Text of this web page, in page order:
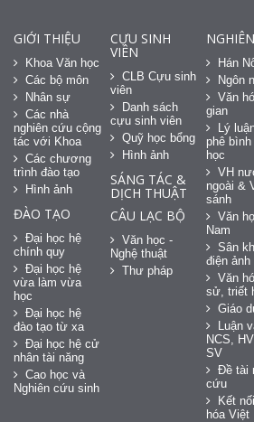
GIỚI THIỆU
Khoa Văn học
Các bộ môn
Nhân sự
Các nhà
nghiên cứu cộng
tác với Khoa
Các chương
trình đào tạo
Hình ảnh
ĐÀO TẠO
Đại học hệ
chính quy
Đại học hệ
vừa làm vừa
học
Đại học hệ
đào tạo từ xa
Đại học hệ cử
nhân tài năng
Cao học và
Nghiên cứu sinh
CỰU SINH
VIÊN
CLB Cựu sinh
viên
Danh sách
cựu sinh viên
Quỹ học bổng
Hình ảnh
SÁNG TÁC &
DỊCH THUẬT
CÂU LẠC BỘ
Văn học -
Nghệ thuật
Thư pháp
Hán
Ngôn
Văn
gian
Lý
phê
học
VH
ngoài &
sánh
Văn
Nam
Sân
điện ảnh
Văn
sử, triết
Giáo
Luận
NCS,
SV
Đề tài
cứu
Kết
hóa Việt